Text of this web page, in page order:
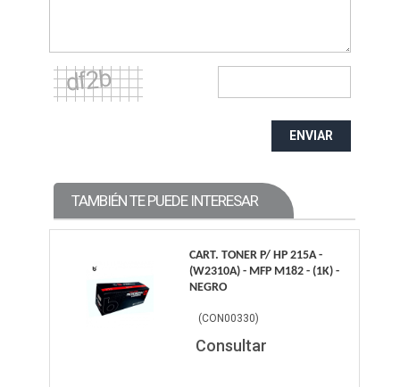
ENVIAR
TAMBIÉN TE PUEDE INTERESAR
CART. TONER P/ HP 215A -
(W2310A) - MFP M182 - (1K) -
NEGRO
(CON00330)
Consultar